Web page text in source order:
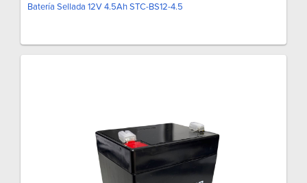
Batería Sellada 12V 4.5Ah STC-BS12-4.5